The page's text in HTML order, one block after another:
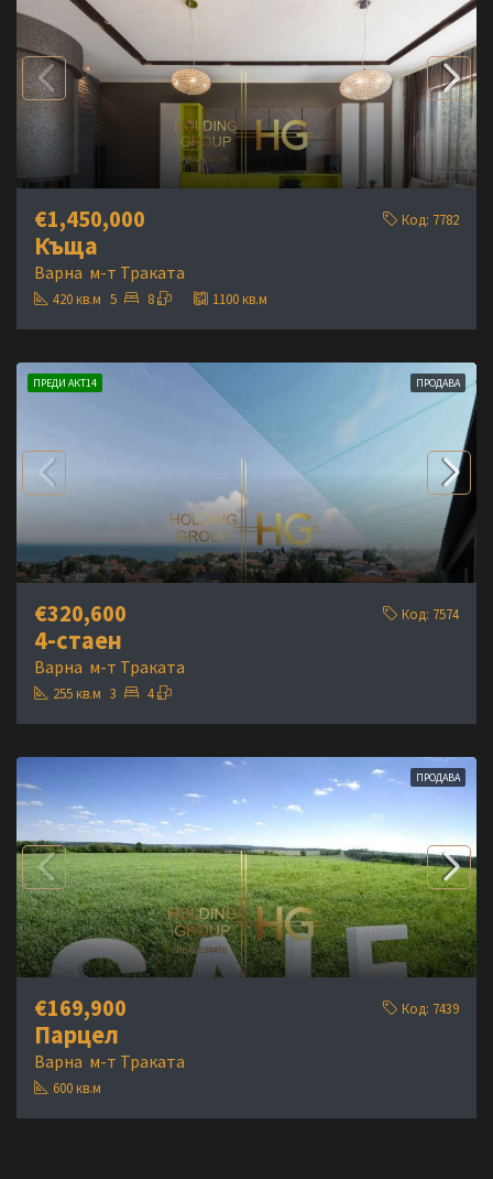
€1,450,000 Код: 7782
Къща
Варна м-т Траката
420 кв.м 5 8 1100 кв.м
ПРОДАВА
ПРЕДИ АКТ14
€320,600 Код: 7574
4-стаен
Варна м-т Траката
255 кв.м 3 4
ПРОДАВА
€169,900 Код: 7439
Парцел
Варна м-т Траката
600 кв.м